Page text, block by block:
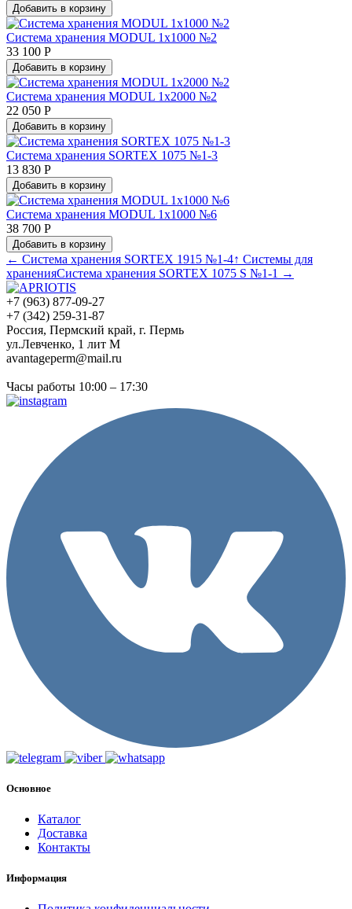
Добавить в корзину
Система хранения MODUL 1х1000 №2
33 100 Р
Добавить в корзину
Система хранения MODUL 1х2000 №2
22 050 Р
Добавить в корзину
Система хранения SORTEX 1075 №1-3
13 830 Р
Добавить в корзину
Система хранения MODUL 1х1000 №6
38 700 Р
Добавить в корзину
← Система хранения SORTEX 1915 №1-4↑ Системы для
храненияСистема хранения SORTEX 1075 S №1-1 →
+7 (963) 877-09-27
+7 (342) 259-31-87
Россия, Пермский край, г. Пермь
ул.Левченко, 1 лит М
avantageperm@mail.ru
Часы работы 10:00 – 17:30
Основное
Каталог
Доставка
Контакты
Информация